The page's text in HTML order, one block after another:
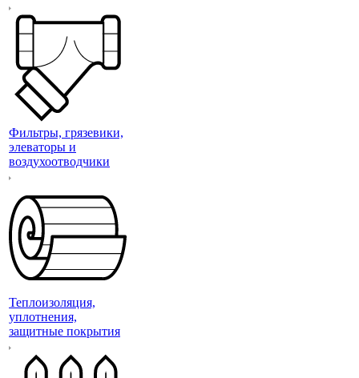
Фильтры, грязевики,
элеваторы и
воздухоотводчики
Теплоизоляция,
уплотнения,
защитные покрытия